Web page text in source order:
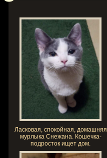
Ласковая, спокойная, домашняя
мурлыка Снежана. Кошечка-
подросток ищет дом.